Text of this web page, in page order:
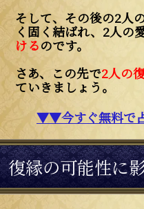
そして、その後の2人
く固く結ばれ、2人の
けるのです。
さあ、この先で2人の
ていきましょう。
▼▼今すぐ無料で
復縁の可能性に